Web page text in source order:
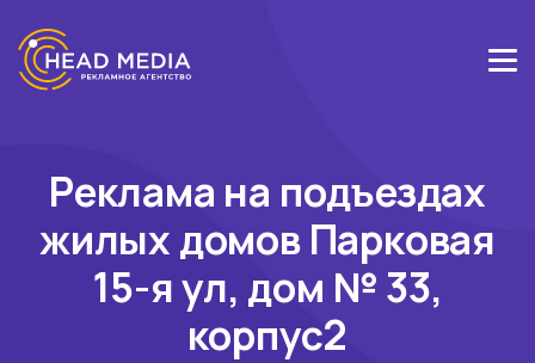
Реклама на подъездах
жилых домов Парковая
15-я ул, дом № 33,
корпус2